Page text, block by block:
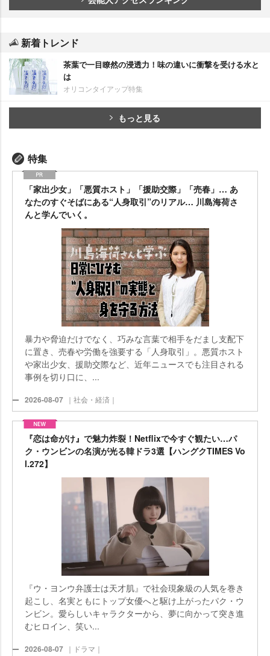
新着トレンド
茶葉で一目瞭然の浸透力！味の違いに衝撃を受ける水と
は
オリコンタイアップ特集
もっと見る
特集
「家出少女」「悪質ホスト」「援助交際」「売春」… あ
なたのすぐそばにある“人身取引”のリアル… 川島海荷さ
んと学んでいく。
暴力や脅迫だけでなく、巧みな言葉で相手をだまし支配下
に置き、売春や労働を強要する「人身取引」。悪質ホスト
家出少女、援助交際など、近年ニュースでも注目される
事例を切り口に、...
2026-08-07 ｜社会・経済｜
『恋は命がけ』で魅力炸裂！Netflixで今すぐ観たい…パ
ク・ウンビンの名演が光る韓ドラ3選【ハングクTIMES Vo
l.272】
『ウ・ヨンウ弁護士は天才肌』で社会現象級の人気を巻き
起こし、名実ともにトップ女優へと駆け上がったパク・ウ
ンビン。愛らしいキャラクターから、夢に向かって突き進
むヒロイン、笑い...
2026-08-07 ｜ドラマ｜